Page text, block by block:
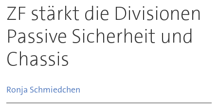
ZF stärkt die Divisionen
Passive Sicherheit und
Chassis
Ronja Schmiedchen